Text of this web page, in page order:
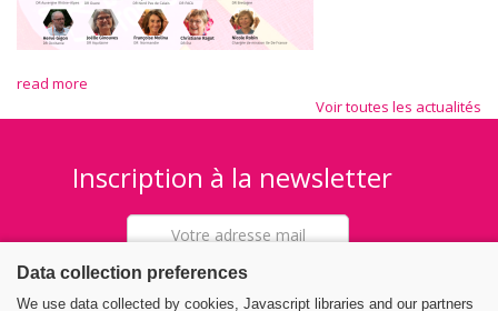
read more
Voir toutes les actualités
Inscription à la newsletter
Data collection preferences
We use data collected by cookies, Javascript libraries and our partners